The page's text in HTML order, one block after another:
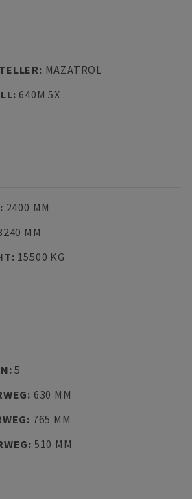
: MAZATROL
: 640M 5X
: 2400 MM
MM
: 15500 KG
:5
: 630 MM
: 765 MM
: 510 MM